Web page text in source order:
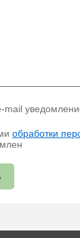
mail
обработки